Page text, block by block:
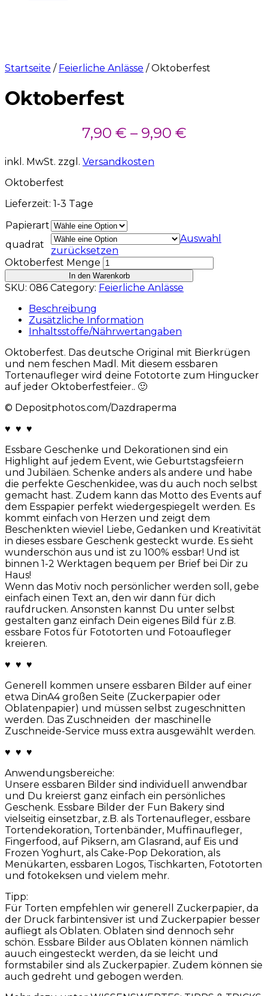
Startseite / Feierliche Anlässe / Oktoberfest
Oktoberfest
7,90 € – 9,90 €
inkl. MwSt. zzgl. Versandkosten
Oktoberfest
Lieferzeit: 1-3 Tage
Papierart
quadrat
Auswahl
zurücksetzen
Oktoberfest Menge
In den Warenkorb
SKU: 086 Category: Feierliche Anlässe
Beschreibung
Zusätzliche Information
Inhaltsstoffe/Nährwertangaben
Oktoberfest. Das deutsche Original mit Bierkrügen
und nem feschen Madl. Mit diesem essbaren
Tortenaufleger wird deine Fototorte zum Hingucker
auf jeder Oktoberfestfeier.. 🙂
© Depositphotos.com/Dazdraperma
♥ ♥ ♥
Essbare Geschenke und Dekorationen sind ein
Highlight auf jedem Event, wie Geburtstagsfeiern
und Jubiläen. Schenke anders als andere und habe
die perfekte Geschenkidee, was du auch noch selbst
gemacht hast. Zudem kann das Motto des Events auf
dem Esspapier perfekt wiedergespiegelt werden. Es
kommt einfach von Herzen und zeigt dem
Beschenkten wieviel Liebe, Gedanken und Kreativität
in dieses essbare Geschenk gesteckt wurde. Es sieht
wunderschön aus und ist zu 100% essbar! Und ist
binnen 1-2 Werktagen bequem per Brief bei Dir zu
Haus!
Wenn das Motiv noch persönlicher werden soll, gebe
einfach einen Text an, den wir dann für dich
raufdrucken. Ansonsten kannst Du unter selbst
gestalten ganz einfach Dein eigenes Bild für z.B.
essbare Fotos für Fototorten und Fotoaufleger
kreieren.
♥ ♥ ♥
Generell kommen unsere essbaren Bilder auf einer
etwa DinA4 großen Seite (Zuckerpapier oder
Oblatenpapier) und müssen selbst zugeschnitten
werden. Das Zuschneiden der maschinelle
Zuschneide-Service muss extra ausgewählt werden.
♥ ♥ ♥
Anwendungsbereiche:
Unsere essbaren Bilder sind individuell anwendbar
und Du kreierst ganz einfach ein persönliches
Geschenk. Essbare Bilder der Fun Bakery sind
vielseitig einsetzbar, z.B. als Tortenaufleger, essbare
Tortendekoration, Tortenbänder, Muffinaufleger,
Fingerfood, auf Piksern, am Glasrand, auf Eis und
Frozen Yoghurt, als Cake-Pop Dekoration, als
Menükarten, essbaren Logos, Tischkarten, Fototorten
und fotokeksen und vielem mehr.
Tipp:
Für Torten empfehlen wir generell Zuckerpapier, da
der Druck farbintensiver ist und Zuckerpapier besser
aufliegt als Oblaten. Oblaten sind dennoch sehr
schön. Essbare Bilder aus Oblaten können nämlich
auuch eingesteckt werden, da sie leicht und
formstabiler sind als Zuckerpapier. Zudem können sie
auch gedreht und gebogen werden.